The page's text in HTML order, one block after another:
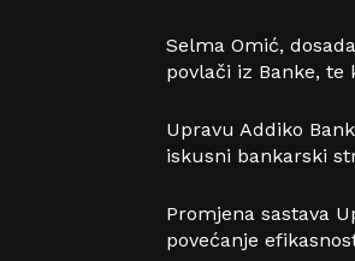
Selma Omić,
povlači iz Banke, te
Upravu Addiko
iskusni bankarski
Promjena sastava
povećanje